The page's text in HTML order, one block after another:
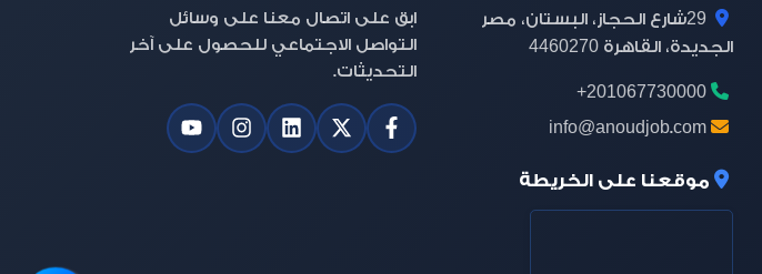
29شارع الحجاز، البستان، مصر
الجديدة، القاهرة 4460270
+201067730000
موقعنا على الخريطة
ابق على اتصال معنا على وسائل
التواصل الاجتماعي للحصول على آخر
التحديثات.